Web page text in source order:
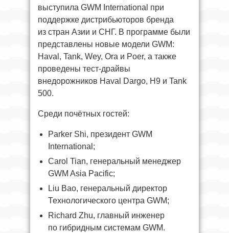
выступила GWM International при
поддержке дистрибьюторов бренда
из стран Азии и СНГ. В программе были
представлены новые модели GWM:
Haval, Tank, Wey, Ora и Poer, а также
проведены тест-драйвы
внедорожников Haval Dargo, H9 и Tank
500.
Среди почётных гостей:
Parker Shi, президент GWM
International;
Carol Tian, генеральный менеджер
GWM Asia Pacific;
Liu Bao, генеральный директор
Технологического центра GWM;
Richard Zhu, главный инженер
по гибридным системам GWM.